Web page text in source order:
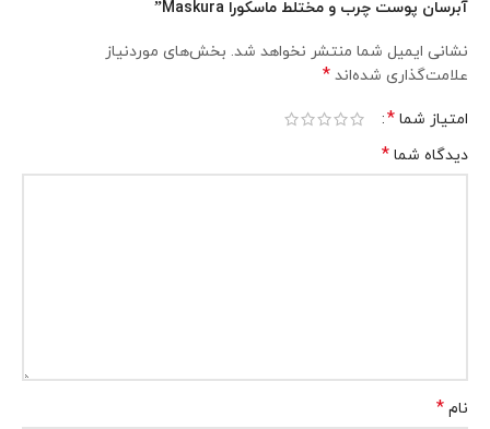
آبرسان پوست چرب و مختلط ماسکورا Maskura”
نشانی ایمیل شما منتشر نخواهد شد. بخش‌های موردنیاز
علامت‌گذاری شده‌اند *
امتیاز شما *
دیدگاه شما *
نام *